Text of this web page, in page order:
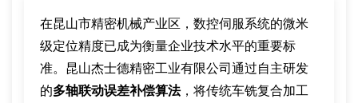
在昆山市精密机械产业区，数控伺服系统的微米
级定位精度已成为衡量企业技术水平的重要标
准。昆山杰士德精密工业有限公司通过自主研发
的多轴联动误差补偿算法，将传统车铣复合加工